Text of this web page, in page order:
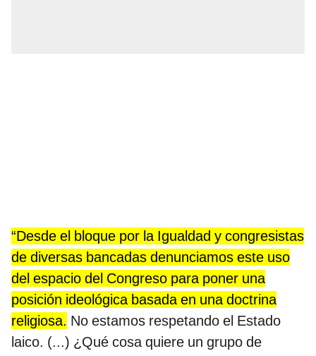
“Desde el bloque por la Igualdad y congresistas
de diversas bancadas denunciamos este uso
del espacio del Congreso para poner una
posición ideológica basada en una doctrina
religiosa. No estamos respetando el Estado
laico. (...) ¿Qué cosa quiere un grupo de